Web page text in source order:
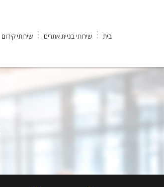
בית שירותי בניית אתרים שירותי קידום